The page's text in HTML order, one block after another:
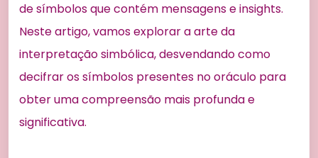
de símbolos que contém mensagens e insights.
Neste artigo, vamos explorar a arte da
interpretação simbólica, desvendando como
decifrar os símbolos presentes no oráculo para
obter uma compreensão mais profunda e
significativa.